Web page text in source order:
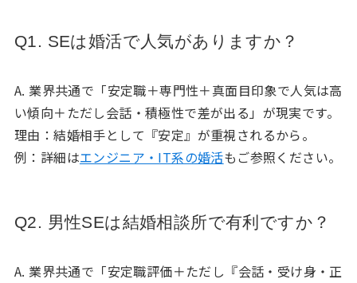
Q1. SEは婚活で人気がありますか？
A. 業界共通で「安定職＋専門性＋真面目印象で人気は高
い傾向＋ただし会話・積極性で差が出る」が現実です。
理由：結婚相手として『安定』が重視されるから。
例：詳細はエンジニア・IT系の婚活もご参照ください。
Q2. 男性SEは結婚相談所で有利ですか？
A. 業界共通で「安定職評価＋ただし『会話・受け身・正